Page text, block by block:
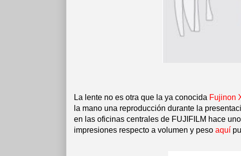
La lente no es otra que la ya conocida Fujinon
la mano una reproducción durante la
en las oficinas centrales de FUJIFILM hace
impresiones respecto a volumen y peso aquí